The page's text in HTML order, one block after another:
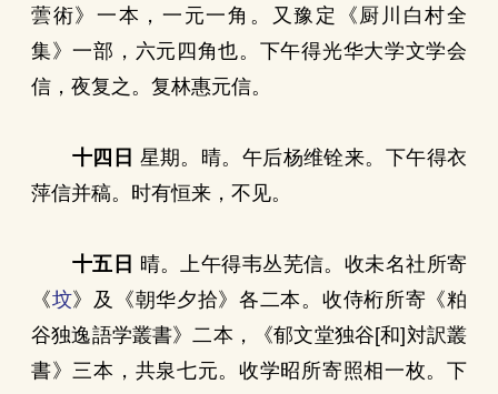
蕓術》一本，一元一角。又豫定《厨川白村全
集》一部，六元四角也。下午得光华大学文学会
信，夜复之。复林惠元信。
十四日 星期。晴。午后杨维铨来。下午得衣
萍信并稿。时有恒来，不见。
十五日 晴。上午得韦丛芜信。收未名社所寄
《坟》及《朝华夕拾》各二本。收侍桁所寄《粕
谷独逸語学叢書》二本，《郁文堂独谷[和]対訳叢
書》三本，共泉七元。收学昭所寄照相一枚。下